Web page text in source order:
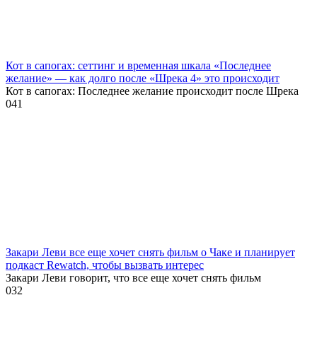
Кот в сапогах: сеттинг и временная шкала «Последнее
желание» — как долго после «Шрека 4» это происходит
Кот в сапогах: Последнее желание происходит после Шрека
041
Закари Леви все еще хочет снять фильм о Чаке и планирует
подкаст Rewatch, чтобы вызвать интерес
Закари Леви говорит, что все еще хочет снять фильм
032